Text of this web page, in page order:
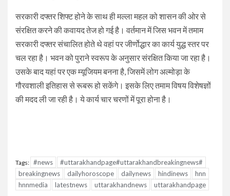
सरकारी दफ्तर शिफ्ट होने के साथ ही मल्ला महल को शासन की ओर से
संरक्षित करने की कवायद तेज हो गई है। वर्तमान में जिस भवन में तमाम
सरकारी दफ्तर संचालित होते थे वहां पर जीर्णोद्धार का कार्य युद्ध स्तर पर
चल रहा है। भवन को पुराने स्वरूप के अनुसार संरक्षित किया जा रहा है।
उसके बाद यहां पर एक म्यूजियम बनना है, जिसमें लोग अल्मोड़ा के
गौरवशाली इतिहास से रूबरू हो सकेंगे। इसके लिए तमाम विषय विशेषज्ञों
की मदद ली जा रही है। ये कार्य चार चरणों में पूरा होना है।
Tags: #news
#uttarakhandpage#uttarakhandbreakingnews#
breakingnews
dailyhoroscope dailynews hindinews
hnn
hnnmedia
latestnews uttarakhandnews uttarakhandpage